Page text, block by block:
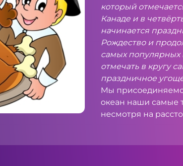
который
Канаде и в
начинается
Рождествои
самых популярных
отмечать в кругу
праздничное
Мы
океан наши самые
несмотря на